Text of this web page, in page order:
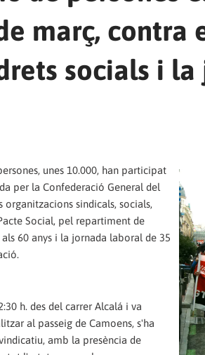
març, contra
socials i
unes 10.000, han participat
per la Confederació General del
organitzacions sindicals, socials,
Social, pel repartiment de
60 anys i la jornada laboral de 35
h. des del carrer Alcalá i va
al passeig de Camoens, s'ha
amb la presència de